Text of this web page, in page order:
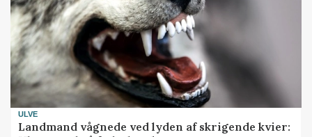
ULVE
Landmand vågnede ved lyden af skrigende kvier: